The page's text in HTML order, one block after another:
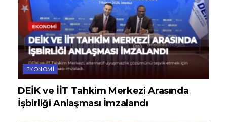
EKONOMI
DEİK ve İİT Tahkim Merkezi Arasında
İşbirliği Anlaşması İmzalandı